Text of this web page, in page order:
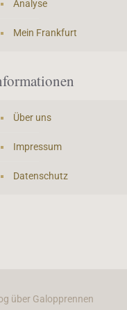
Analyse
Mein Frankfurt
Über uns
Impressum
Datenschutz
über Galopprennen